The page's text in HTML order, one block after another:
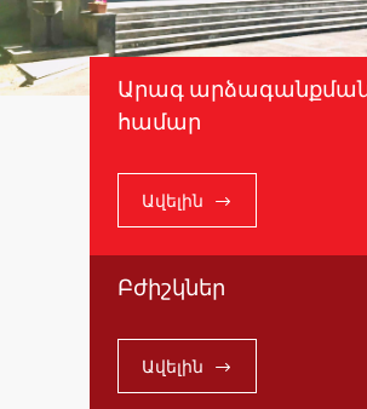
Արագ
համար
Ավելին
Բժիշկներ
Ավելին